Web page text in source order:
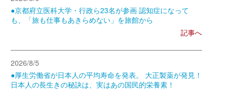
●京都府立医科大学・行政ら23名が参画 認知症になって
も、「旅も仕事もあきらめない」を旅館から
記事へ
2026/8/5
●厚生労働省が日本人の平均寿命を発表。 大正製薬が発見！
日本人の長生きの秘訣は、実はあの国民的栄養素！